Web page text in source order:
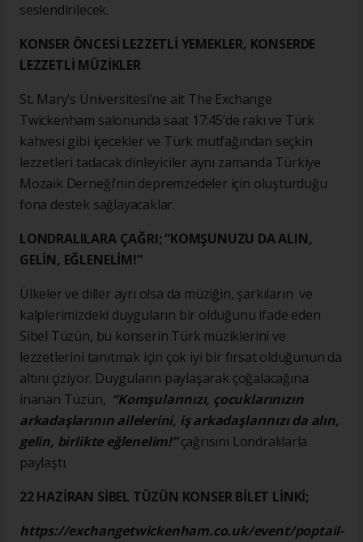
seslendirilecek.
KONSER ÖNCESİ LEZZETLİ YEMEKLER, KONSERDE
LEZZETLİ MÜZİKLER
St. Mary’s Üniversitesi’ne ait The Exchange
Twickenham salonunda saat 17:45’de rakı ve Türk
kahvesi gibi içecekler ve Türk mutfağından seçkin
lezzetleri tadacak dinleyiciler aynı zamanda Türkiye
Mozaik Derneği’nin depremzedeler için oluşturduğu
fona destek sağlayacaklar.
LONDRALILARA ÇAĞRI; “KOMŞUNUZU DA ALIN,
GELİN, EĞLENELİM!”
Ülkeler ve diller ayrı olsa da müziğin, şarkıların ve
kalplerimizdeki duyguların bir olduğunu ifade eden
Sibel Tüzün, bu konserin Türk müziklerini ve
lezzetlerini tanıtmak için çok iyi bir fırsat olduğunun da
altını çiziyor. Duyguların paylaşarak çoğalacağına
inanan Tüzün, “Komşularınızı, çocuklarınızın
arkadaşlarının ailelerini, iş arkadaşlarınızı da alın,
gelin, birlikte eğlenelim!”çağrısını Londralılarla
paylaştı.
22 HAZİRAN SİBEL TÜZÜN KONSER BİLET LİNKİ;
https://exchangetwickenham.co.uk/event/poptail-